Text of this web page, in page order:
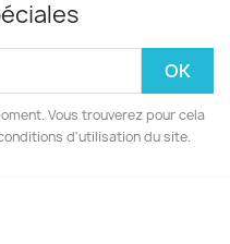
Vous trouverez pour cela
d'utilisation du site.